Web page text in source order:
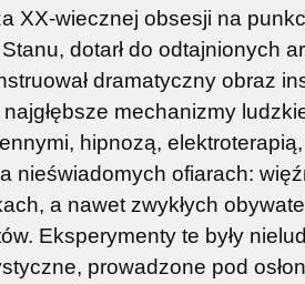
XX-wiecznej obsesji na
dotarł do odtajnionych
dramatyczny obraz
mechanizmy
hipnozą,
nieświadomych ofiarach:
a nawet zwykłych
Eksperymenty te były
prowadzone pod